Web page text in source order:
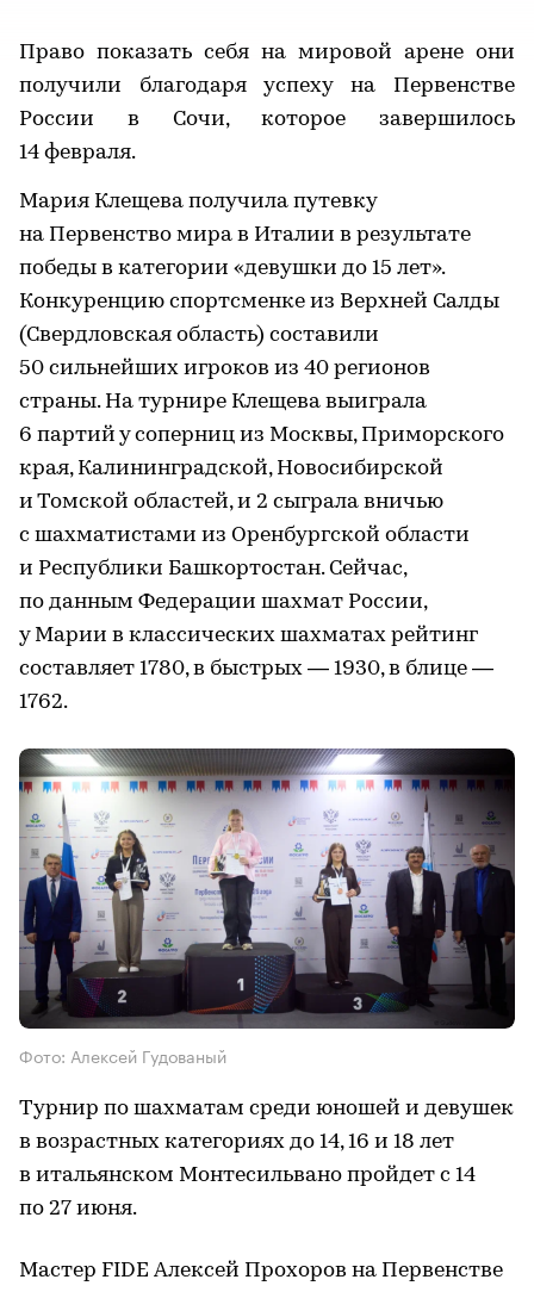
Право показать себя на мировой арене они
получили благодаря успеху на Первенстве
России в Сочи, которое завершилось
14 февраля.
Мария Клещева получила путевку
на Первенство мира в Италии в результате
победы в категории «девушки до 15 лет».
Конкуренцию спортсменке из Верхней Салды
(Свердловская область) составили
50 сильнейших игроков из 40 регионов
страны. На турнире Клещева выиграла
6 партий у соперниц из Москвы, Приморского
края, Калининградской, Новосибирской
и Томской областей, и 2 сыграла вничью
с шахматистами из Оренбургской области
и Республики Башкортостан. Сейчас,
по данным Федерации шахмат России,
у Марии в классических шахматах рейтинг
составляет 1780, в быстрых — 1930, в блице —
1762.
Фото: Алексей Гудованый
Турнир по шахматам среди юношей и девушек
в возрастных категориях до 14, 16 и 18 лет
в итальянском Монтесильвано пройдет с 14
по 27 июня.
Мастер FIDE Алексей Прохоров на Первенстве